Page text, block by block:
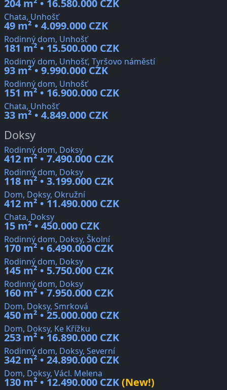
204 m² • 16.580.000 CZK
Chata, Unhošť
49 m² • 4.099.000 CZK
Rodinný dom, Unhošť
181 m² • 15.500.000 CZK
Rodinný dom, Unhošť, Tyršovo náměstí
93 m² • 9.990.000 CZK
Rodinný dom, Unhošť
151 m² • 16.900.000 CZK
Chata, Unhošť
33 m² • 4.849.000 CZK
Doksy
Rodinný dom, Doksy
412 m² • 7.490.000 CZK
Rodinný dom, Doksy
118 m² • 3.199.000 CZK
Dom, Doksy, Okružní
412 m² • 11.490.000 CZK
Chata, Doksy
15 m² • 450.000 CZK
Rodinný dom, Doksy, Školní
170 m² • 6.490.000 CZK
Rodinný dom, Doksy
145 m² • 5.750.000 CZK
Rodinný dom, Doksy
160 m² • 7.950.000 CZK
Dom, Doksy, Smrková
450 m² • 25.000.000 CZK
Dom, Doksy, Ke Křížku
253 m² • 16.890.000 CZK
Rodinný dom, Doksy, Severní
342 m² • 24.890.000 CZK
Dom, Doksy, Václ. Melena
130 m² • 12.490.000 CZK(New!)